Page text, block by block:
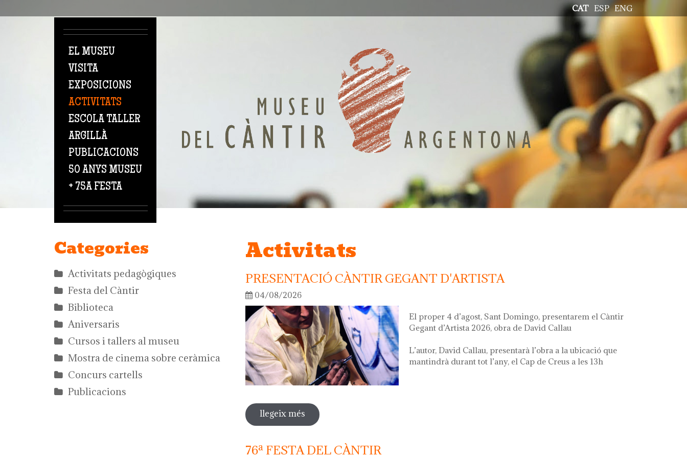
ENG
ESP
CAT
EL MUSEU
VISITA
EXPOSICIONS
ACTIVITATS
ESCOLA TALLER
ARGILLÀ
PUBLICACIONS
50 ANYS MUSEU
+ 75A FESTA
Categories
Activitats pedagògiques
Festa del Càntir
Biblioteca
Aniversaris
Cursos i tallers al museu
Mostra de cinema sobre ceràmica
Concurs cartells
Publicacions
Activitats
PRESENTACIÓ CÀNTIR GEGANT D'ARTISTA
04/08/2026
El proper 4 d’agost, Sant Domingo, presentarem el Càntir
Gegant d’Artista 2026, obra de David Callau
L’autor, David Callau, presentarà l’obra a la ubicació que
mantindrà durant tot l’any, el Cap de Creus a les 13h
llegeix més sobre presentació càntir gegant d'artista
76ª FESTA DEL CÀNTIR